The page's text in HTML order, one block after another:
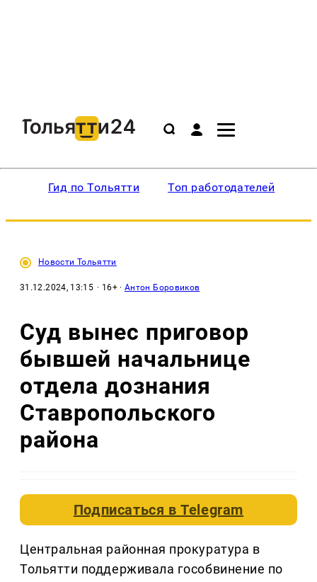
Гид по Тольятти Топ работодателей
Новости Тольятти
31.12.2024, 13:15 · 16+ ·Антон Боровиков
Суд вынес приговор
бывшей начальнице
отдела дознания
Ставропольского
района
Подписаться вTelegram
Центральная районная прокуратура в
Тольятти поддерживала гособвинение по